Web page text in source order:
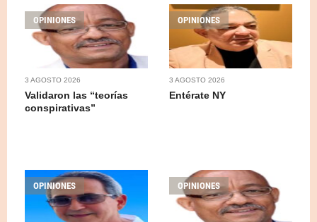
OPINIONES
3 AGOSTO 2026
Validaron las “teorías
conspirativas”
OPINIONES
3 AGOSTO 2026
Entérate NY
OPINIONES OPINIONES